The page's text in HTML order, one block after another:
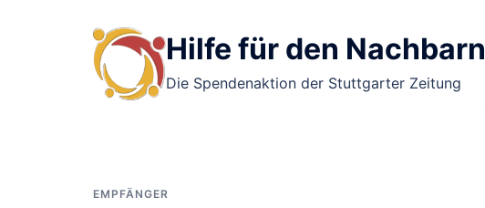
Hilfe für den Nachbarn
Die Spendenaktion der Stuttgarter Zeitung
EMPFÄNGER